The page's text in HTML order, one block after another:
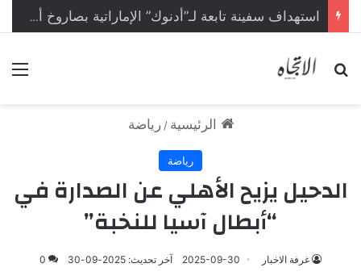
استهداف سفينة تابعة لـ”أدنوك” الإماراتية بصاروخ أثناء عبورها مضيق هرمز
بحث عن
الرئيسية / رياضة
رياضة
الدحيل يزيح الأهلي عن الصدارة في
“أبطال آسيا للنخبة”
غرفة الاخبار 2025-09-30 آخر تحديث: 2025-09-30 0